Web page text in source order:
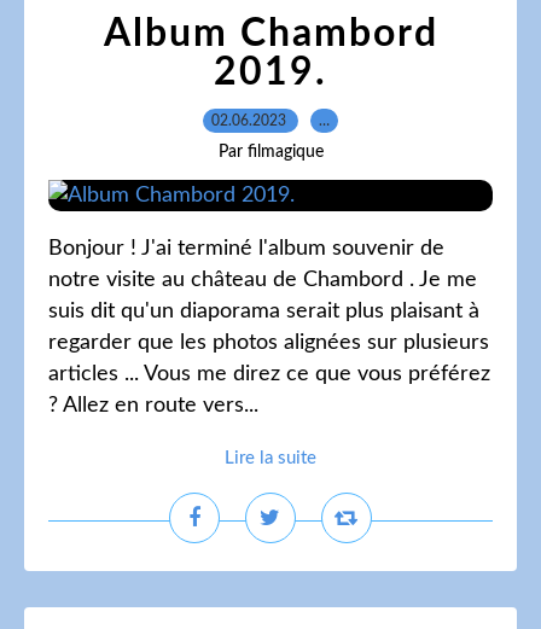
Album Chambord
2019.
02.06.2023 …
Par filmagique
Bonjour ! J'ai terminé l'album souvenir de
notre visite au château de Chambord . Je me
suis dit qu'un diaporama serait plus plaisant à
regarder que les photos alignées sur plusieurs
articles ... Vous me direz ce que vous préférez
? Allez en route vers...
Lire la suite